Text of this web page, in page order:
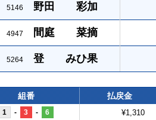
5146 野田 彩加
4947 間庭 菜摘
5264 登 みひ果
組番 払戻金
1 - 3 - 6 ¥1,310